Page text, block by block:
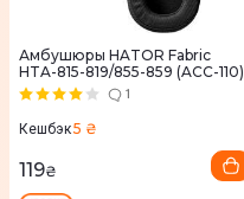
Амбушюры HATOR Fabric
HTA-815-819/855-859 (ACC-110)
1
Кешбэк5 ₴
119₴